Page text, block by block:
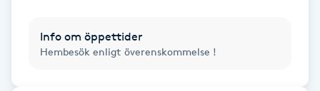
Gravidyoga
Info om öppettider
Hembesök enligt överenskommelse !